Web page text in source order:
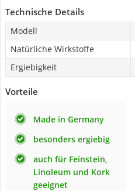
Technische Details
Modell
Natürliche Wirkstoffe
Ergiebigkeit
Vorteile
Made in Germany
besonders ergiebig
auch für Feinstein,
Linoleum und Kork
geeignet